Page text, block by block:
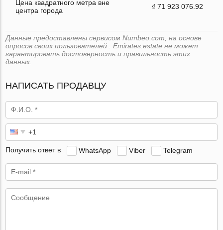
Цена квадратного метра вне
центра города
₫ 71 923 076.92
Данные предоставлены сервисом Numbeo.com, на основе
опросов своих пользователей . Emirates.estate не может
гарантировать достоверность и правильность этих
данных.
НАПИСАТЬ ПРОДАВЦУ
Получить ответ в WhatsApp Viber Telegram